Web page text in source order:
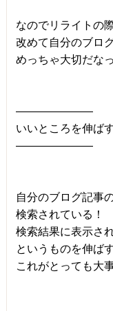
なのでリライトの
改めて自分のブロ
めっちゃ大切だな
―――――――
いいところを伸ば
―――――――
自分のブログ記事
検索されている！
検索結果に表示さ
というものを伸ば
これがとっても大事